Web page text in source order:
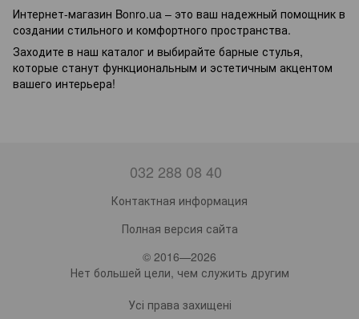
Интернет-магазин Bonro.ua – это ваш надежный помощник в
создании стильного и комфортного пространства.
Заходите в наш каталог и выбирайте барные стулья,
которые станут функциональным и эстетичным акцентом
вашего интерьера!
032 288 08 40
Контактная информация
Полная версия сайта
© 2016—2026
Нет большей цели, чем служить другим
Усі права захищені